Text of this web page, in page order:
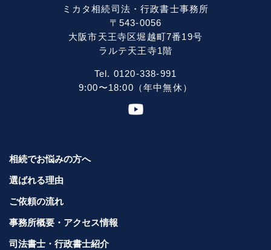
ミカタ相続司法・行政書士事務所
〒543-0056
大阪市天王寺区堀越町7番19号
ラルテ天王寺1階
Tel. 0120-338-991
9:00〜18:00（年中無休）
相続でお悩みの方へ
選ばれる理由
ご依頼の流れ
事務所概要・アクセス情報
司法書士・行政書士紹介